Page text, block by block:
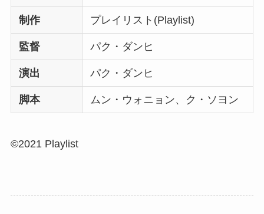
制作 プレイリスト(Playlist)
監督 パク・ダンヒ
演出 パク・ダンヒ
脚本 ムン・ウォニョン、ク・ソヨン
©2021 Playlist